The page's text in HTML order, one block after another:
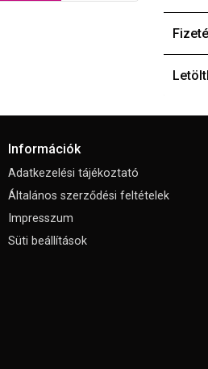
Információk
Adatkezelési tájékoztató
Általános szerződési feltételek
Impresszum
Süti beállítások